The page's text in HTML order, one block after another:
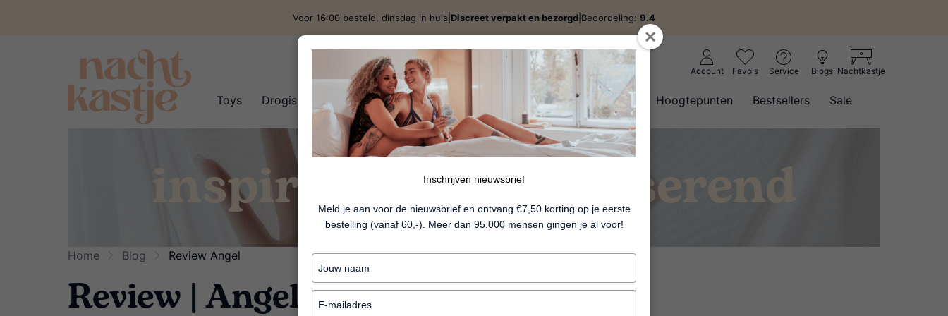
Inschrijven nieuwsbrief
Meld je aan voor de nieuwsbrief en ontvang €7,50 korting op je eerste
bestelling (vanaf 60,-). Meer dan 95.000 mensen gingen je al voor!
naam
Voor 16:00 besteld, dinsdag in huis Discreet verpakt en bezorgd Beoordeling: 9.4
Account Favo's Service Blogs Nachtkastje
Toys Drogisterij Spellen & Giftsets Lingerie Fun Nieuw Hoogtepunten Bestsellers Sale
inspirerend én adviserend
Home Blog Review Angel
Review | Angel